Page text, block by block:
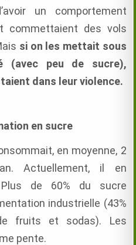
un comportement
commettaient des vols
si on les mettait sous
(avec peu de sucre),
dans leur violence.
en sucre
en moyenne, 2
Actuellement, il en
de 60% du sucre
industrielle (43%
fruits et sodas). Les
pente.